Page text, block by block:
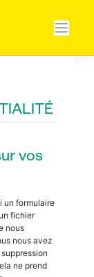
vos
un formulaire
fichier
nous
nous avez
ne prend